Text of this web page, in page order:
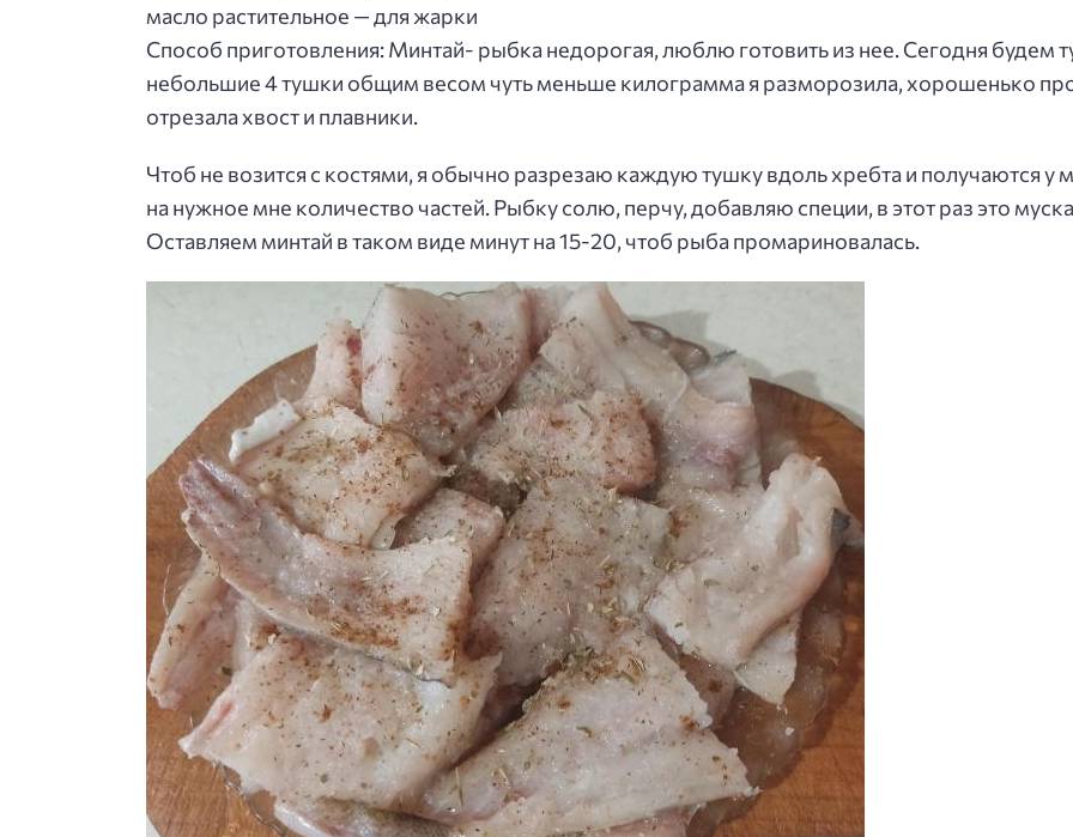
масло растительное — для жарки
Способ приготовления: Минтай- рыбка недорогая, люблю готовить из нее. Сегодня будем
небольшие 4 тушки общим весом чуть меньше килограмма я разморозила, хорошенько
отрезала хвост и плавники.
Чтоб не возится с костями, я обычно разрезаю каждую тушку вдоль хребта и получаются
на нужное мне количество частей. Рыбку солю, перчу, добавляю специи, в этот раз это
Оставляем минтай в таком виде минут на 15-20, чтоб рыба промариновалась.